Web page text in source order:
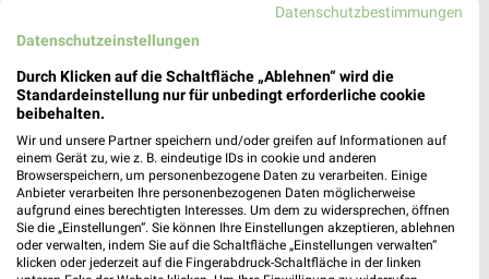
📅 Kalendereintrag erstellen
PROSPEKT BLÄTTERN
SPIRITUOSEN GETRÄNKE GRILLEN AKTIONEN, RABATTE &
Datenschutzbestimmungen
Datenschutzeinstellungen
Durch Klicken auf die Schaltfläche „Ablehnen“ wird die
Standardeinstellung nur für unbedingt erforderliche cookie
beibehalten.
Wir und unsere Partner speichern und/oder greifen auf Informationen auf
einem Gerät zu, wie z. B. eindeutige IDs in cookie und anderen
Browserspeichern, um personenbezogene Daten zu verarbeiten. Einige
Anbieter verarbeiten Ihre personenbezogenen Daten möglicherweise
aufgrund eines berechtigten Interesses. Um dem zu widersprechen, öffnen
Sie die „Einstellungen“. Sie können Ihre Einstellungen akzeptieren, ablehnen
oder verwalten, indem Sie auf die Schaltfläche „Einstellungen verwalten“
klicken oder jederzeit auf die Fingerabdruck-Schaltfläche in der linken